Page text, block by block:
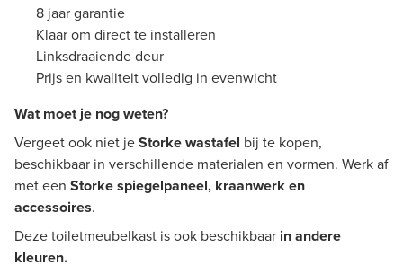
8 jaar garantie
Klaar om direct te installeren
Linksdraaiende deur
Prijs en kwaliteit volledig in evenwicht
Wat moet je nog weten?
Vergeet ook niet jeStorke wastafel bij te kopen,
beschikbaar in verschillende materialen en vormen. Werk af
met een Storke spiegelpaneel, kraanwerk en
accessoires.
Deze toiletmeubelkast is ook beschikbaar in andere
kleuren.